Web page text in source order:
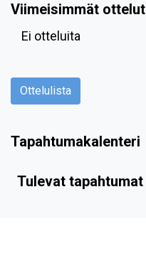
Viimeisimmät ottelut
Ei otteluita
Ottelulista
Tapahtumakalenteri
Tulevat tapahtumat